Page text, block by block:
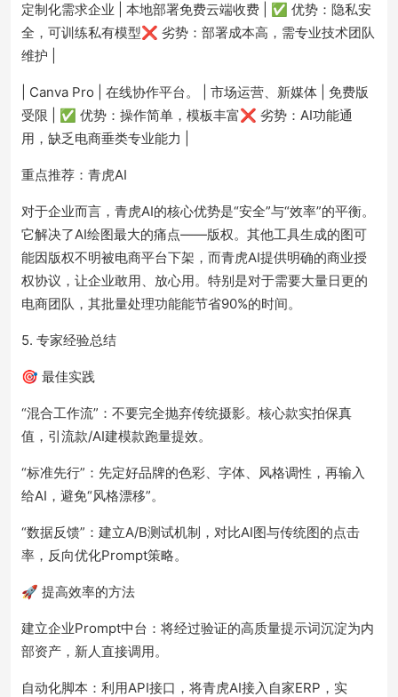
定制化需求企业 | 本地部署免费云端收费 | ✅ 优势：隐私安
全，可训练私有模型❌ 劣势：部署成本高，需专业技术团队
维护 |
| Canva Pro | 在线协作平台。 | 市场运营、新媒体 | 免费版
受限 | ✅ 优势：操作简单，模板丰富❌ 劣势：AI功能通
用，缺乏电商垂类专业能力 |
重点推荐：青虎AI
对于企业而言，青虎AI的核心优势是“安全”与“效率”的平衡。
它解决了AI绘图最大的痛点——版权。其他工具生成的图可
能因版权不明被电商平台下架，而青虎AI提供明确的商业授
权协议，让企业敢用、放心用。特别是对于需要大量日更的
电商团队，其批量处理功能能节省90%的时间。
5. 专家经验总结
🎯 最佳实践
“混合工作流”：不要完全抛弃传统摄影。核心款实拍保真
值，引流款/AI建模款跑量提效。
“标准先行”：先定好品牌的色彩、字体、风格调性，再输入
给AI，避免“风格漂移”。
“数据反馈”：建立A/B测试机制，对比AI图与传统图的点击
率，反向优化Prompt策略。
🚀 提高效率的方法
建立企业Prompt中台：将经过验证的高质量提示词沉淀为内
部资产，新人直接调用。
自动化脚本：利用API接口，将青虎AI接入自家ERP，实